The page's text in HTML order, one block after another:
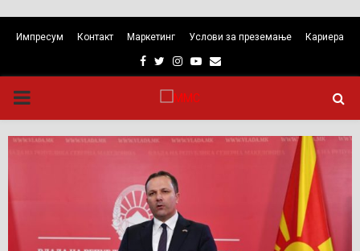
Импресум Контакт Маркетинг Услови за преземање Кариера
Facebook
TwitterInstagram
Youtube
Email
PRIMARY
MENU